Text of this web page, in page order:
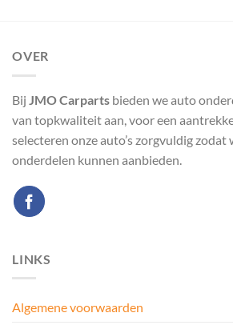
OVER
Bij JMO Carparts bieden we auto
van topkwaliteit aan, voor een
selecteren onze auto’s zorgvuldig zodat
onderdelen kunnen aanbieden.
LINKS
Algemene voorwaarden